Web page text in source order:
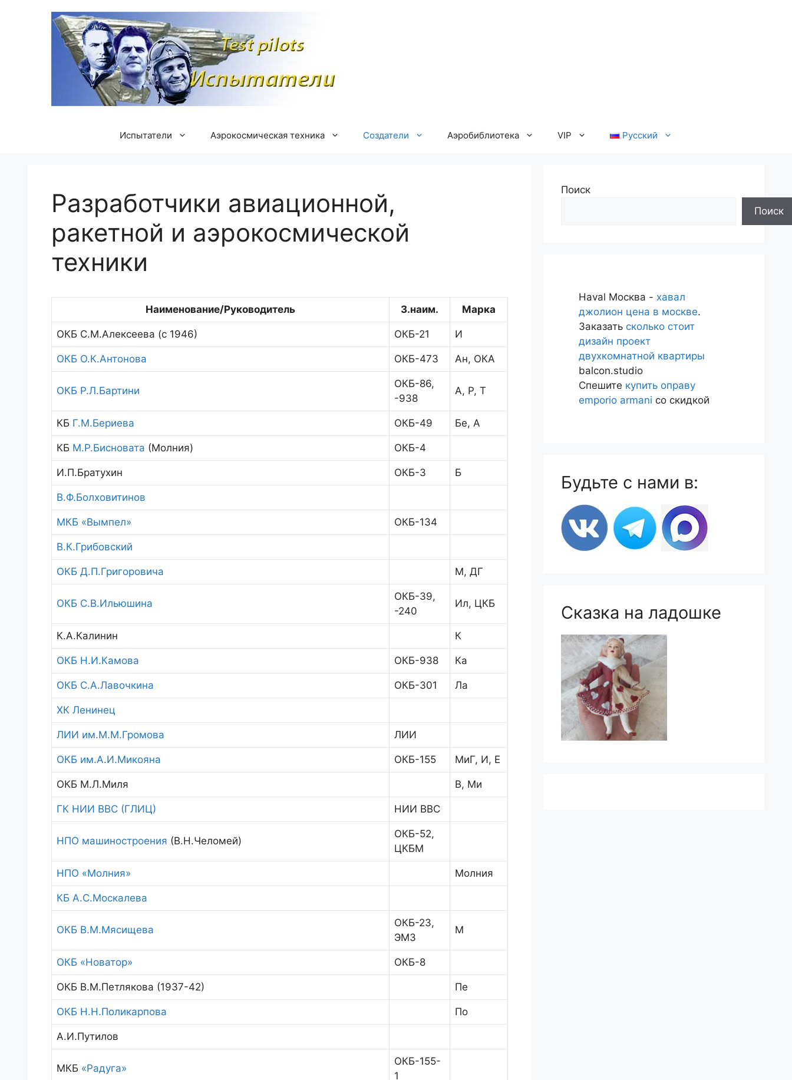
содержимому
Испытатели Аэрокосмическая техника Создатели Аэробиблиотека VIP Русский
Разработчики авиационной,
ракетной и аэрокосмической
техники
Наименование/Руководитель З.наим. Марка
ОКБ С.М.Алексеева (с 1946) ОКБ-21 И
ОКБ О.К.Антонова ОКБ-473 Ан, ОКА
ОКБ Р.Л.Бартини
ОКБ-86,
-938
А, Р, Т
КБ Г.М.Бериева ОКБ-49 Бе, А
КБ М.Р.Бисновата (Молния) ОКБ-4
И.П.Братухин ОКБ-3 Б
В.Ф.Болховитинов
МКБ «Вымпел» ОКБ-134
В.К.Грибовский
ОКБ Д.П.Григоровича М, ДГ
ОКБ С.В.Ильюшина
ОКБ-39,
-240
Ил, ЦКБ
К.А.Калинин К
ОКБ Н.И.Камова ОКБ-938 Ка
ОКБ С.А.Лавочкина ОКБ-301 Ла
ХК Ленинец
ЛИИ им.М.М.Громова ЛИИ
ОКБ им.А.И.Микояна ОКБ-155 МиГ, И, Е
ОКБ М.Л.Миля В, Ми
ГК НИИ ВВС (ГЛИЦ) НИИ ВВС
НПО машиностроения (В.Н.Челомей)
ОКБ-52,
ЦКБМ
НПО «Молния» Молния
КБ А.С.Москалева
ОКБ В.М.Мясищева
ОКБ-23,
ЭМЗ
М
ОКБ «Новатор» ОКБ-8
ОКБ В.М.Петлякова (1937-42) Пе
ОКБ Н.Н.Поликарпова По
А.И.Путилов
МКБ «Радуга»
ОКБ-155-
1
Поиск
Поиск
Haval Москва - хавал
джолион цена в москве.
Заказать сколько стоит
дизайн проект
двухкомнатной квартиры
balcon.studio
Спешите купить оправу
emporio armani со скидкой
Будьте с нами в:
Сказка на ладошке